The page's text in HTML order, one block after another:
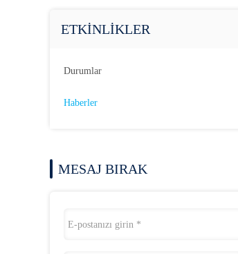
ETKINLIKLER
Durumlar
Haberler
MESAJ BIRAK